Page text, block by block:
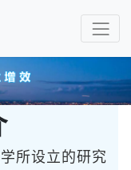
所设立的研究